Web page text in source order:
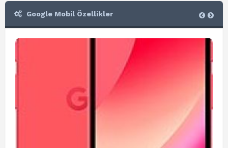
Google Mobil Özellikler